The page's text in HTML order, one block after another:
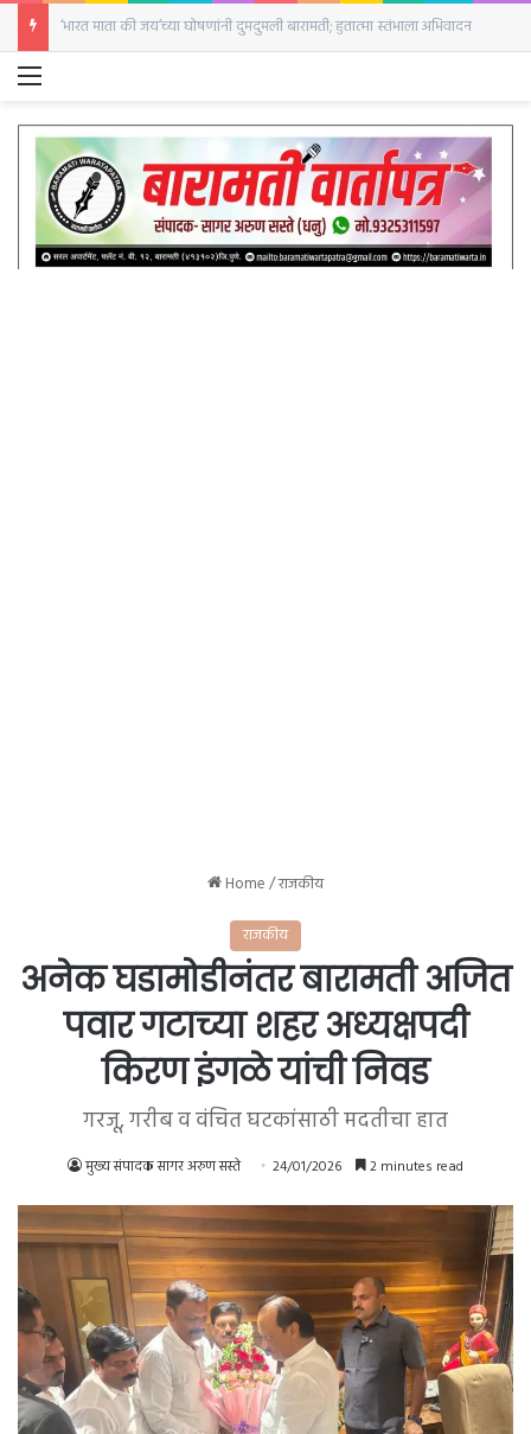
‘भारत माता की जय’च्या घोषणांनी दुमदुमली बारामती; हुतात्मा स्तंभाला अभिवादन
Menu
Home/राजकीय
राजकीय
अनेक घडामोडीनंतर बारामती अजित
पवार गटाच्या शहर अध्यक्षपदी
किरण इंगळे यांची निवड
गरजू, गरीब व वंचित घटकांसाठी मदतीचा हात
मुख्य संपादक सागर अरुण सस्ते 24/01/2026 2 minutes read